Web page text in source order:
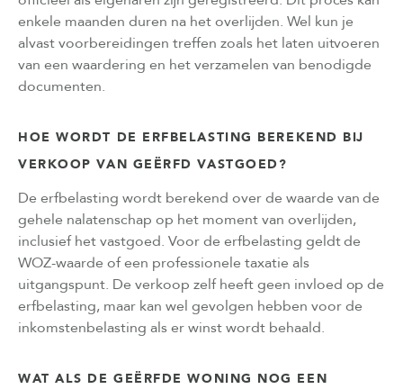
enkele maanden duren na het overlijden. Wel kun je
alvast voorbereidingen treffen zoals het laten uitvoeren
van een waardering en het verzamelen van benodigde
documenten.
HOE WORDT DE ERFBELASTING BEREKEND BIJ
VERKOOP VAN GEËRFD VASTGOED?
De erfbelasting wordt berekend over de waarde van de
gehele nalatenschap op het moment van overlijden,
inclusief het vastgoed. Voor de erfbelasting geldt de
WOZ-waarde of een professionele taxatie als
uitgangspunt. De verkoop zelf heeft geen invloed op de
erfbelasting, maar kan wel gevolgen hebben voor de
inkomstenbelasting als er winst wordt behaald.
WAT ALS DE GEËRFDE WONING NOG EEN